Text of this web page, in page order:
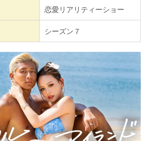
恋愛リアリティーショー
シーズン７